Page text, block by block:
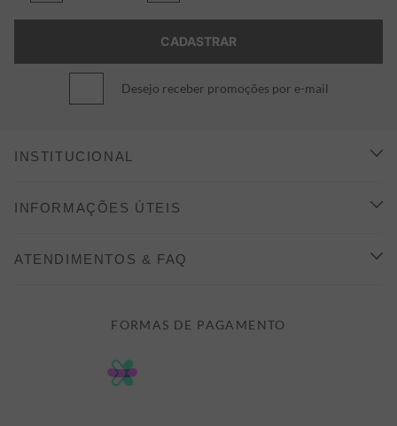
Desejo receber promoções por e-mail
INSTITUCIONAL
CONHEÇA A ALEATORY
INFORMAÇÕES ÚTEIS
FORMAS DE PAGAMENTO
POLÍTICA DE PRIVACIDADE
ATENDIMENTOS & FAQ
FORMAS DE PAGAMENTO